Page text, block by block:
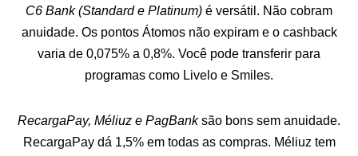
C6 Bank (Standard e Platinum) é versátil. Não cobram
anuidade. Os pontos Átomos não expiram e o cashback
varia de 0,075% a 0,8%. Você pode transferir para
programas como Livelo e Smiles.
RecargaPay, Méliuz e PagBanksão bons sem anuidade.
RecargaPay dá 1,5% em todas as compras. Méliuz tem